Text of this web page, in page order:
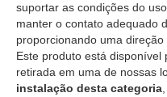
suportar as condições do
manter o contato adequado
proporcionando uma
Este produto está disponível
retirada em uma de nossas
instalação desta categoria